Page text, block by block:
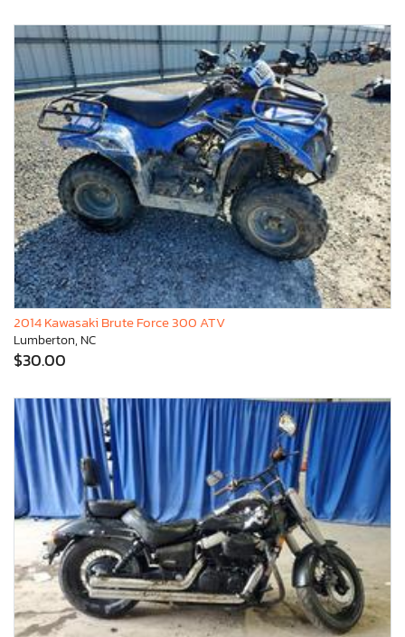
2014 Kawasaki Brute Force 300 ATV
Lumberton, NC
$30.00